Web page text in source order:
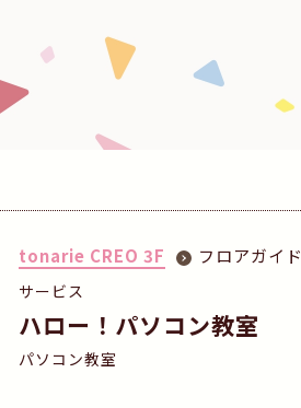
tonarie CREO 3F フロアガイド
サービス
ハロー！パソコン教室
パソコン教室